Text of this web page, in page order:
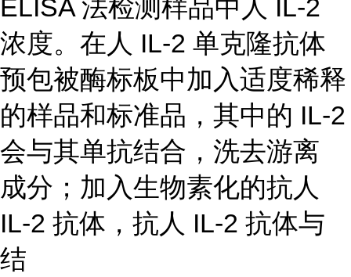
ELISA 法检测样品中人 IL-2
浓度。在人 IL-2 单克隆抗体
预包被酶标板中加入适度稀释
的样品和标准品，其中的 IL-2
会与其单抗结合，洗去游离
成分；加入生物素化的抗人
IL-2 抗体，抗人 IL-2 抗体与
结